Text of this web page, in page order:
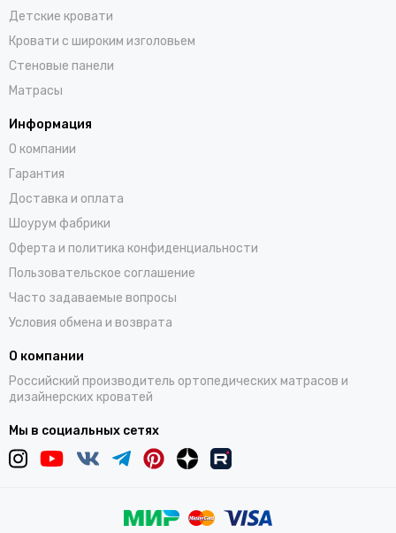
Детские кровати
Кровати с широким изголовьем
Стеновые панели
Матрасы
Информация
О компании
Гарантия
Доставка и оплата
Шоурум фабрики
Оферта и политика конфиденциальности
Пользовательское соглашение
Часто задаваемые вопросы
Условия обмена и возврата
О компании
Российский производитель ортопедических матрасов и
дизайнерских кроватей
Мы в социальных сетях